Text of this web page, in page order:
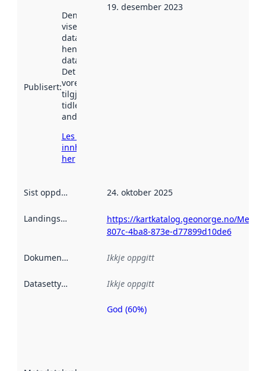
Publisert:
Denne datoen
viser når
datasettet vart
henta inn av
data.norge.no.
Det kan ha
vore
tilgjengeleg
tidlegare
andre stader.
Les meir om
innhenting
her
19. desember 2023
Sist oppdatert 24. oktober 2025
Landingsside
https://kartkatalog.geonorge.no/
807c-4ba8-873e-d77899d10de6
Dokumentasjon Ikkje oppgitt
Datasettype Ikkje oppgitt
Metadatakvalitet
God (60%)